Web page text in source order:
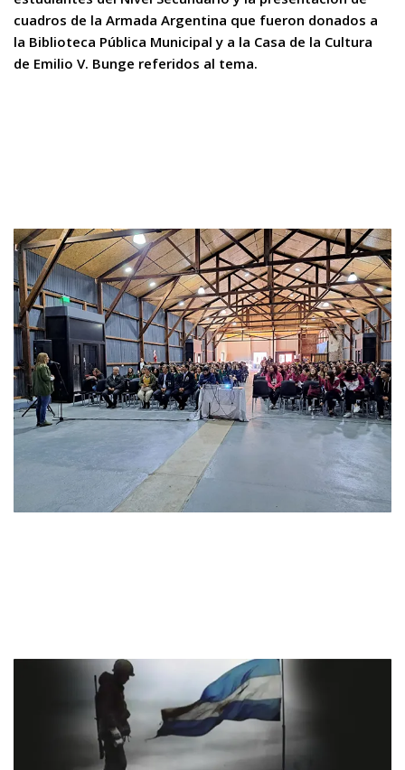
cuadros de la Armada Argentina que fueron donados a
la Biblioteca Pública Municipal y a la Casa de la Cultura
de Emilio V. Bunge referidos al tema.